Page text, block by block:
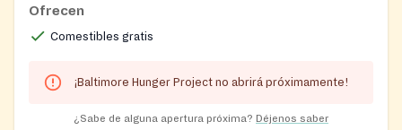
Ofrecen
Comestibles gratis
¡Baltimore Hunger Project no abrirá próximamente!
¿Sabe de alguna apertura próxima? Déjenos saber